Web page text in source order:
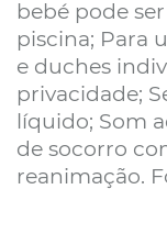
bebé pode
piscina; Para
e duches
privacidade;
líquido; Som
de socorro
reanimação.